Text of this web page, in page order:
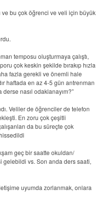
bu çok öğrenci ve veli için büyük
temposu oluşturmaya çalıştı,
çok keskin şekilde bırakıp hızla
fazla gerekli ve önemli hale
haftada en az 4-5 gün antrenman
nasıl odaklanayım?”
Veliler de öğrenciler de telefon
En zoru çok çeşitli
da bu süreçte çok
geç bir saatte okuldan/
vs. Son anda ders saati,
uyumda zorlanmak, onlara